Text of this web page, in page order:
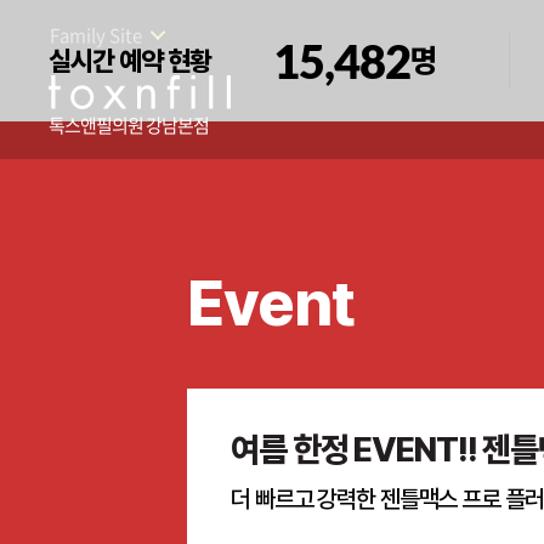
Family Site
톡스앤필의원 강남본점
실시간 예약 현황 15,482명
Event
여름 한정 EVENT!! 젠
더 빠르고 강력한 젠틀맥스 프로 플